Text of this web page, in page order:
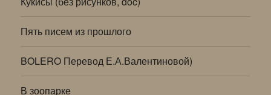
Пять писем из прошлого
BOLERO Перевод Е.А.Валентиновой)
В зоопарке